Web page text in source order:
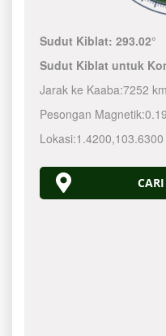
Sudut Kiblat:293.02°
Sudut Kiblat untuk
Jarak ke Kaaba:7252 km
Pesongan Magnetik:
Lokasi:1.4200,103.6300